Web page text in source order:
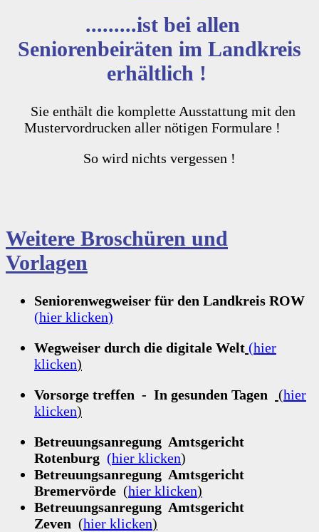
.........ist bei allen
Seniorenbeiräten im Landkreis
erhältlich !
Sie enthält die komplette Ausstattung mit den
Mustervordrucken aller nötigen Formulare !
So wird nichts vergessen !
Weitere Broschüren und
Vorlagen
Seniorenwegweiser für den Landkreis ROW
(hier klicken)
Wegweiser durch die digitale Welt (hier
klicken)
Vorsorge treffen - In gesunden Tagen
(hier
klicken)
Betreuungsanregung Amtsgericht
Rotenburg (hier klicken)
Betreuungsanregung Amtsgericht
Bremervörde (hier klicken)
Betreuungsanregung Amtsgericht
Zeven (hier klicken)